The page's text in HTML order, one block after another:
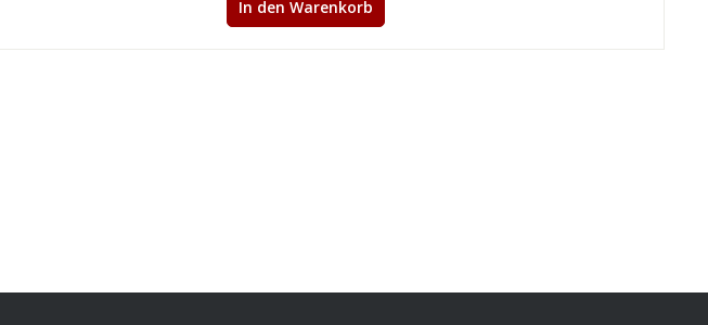
In den Warenkorb